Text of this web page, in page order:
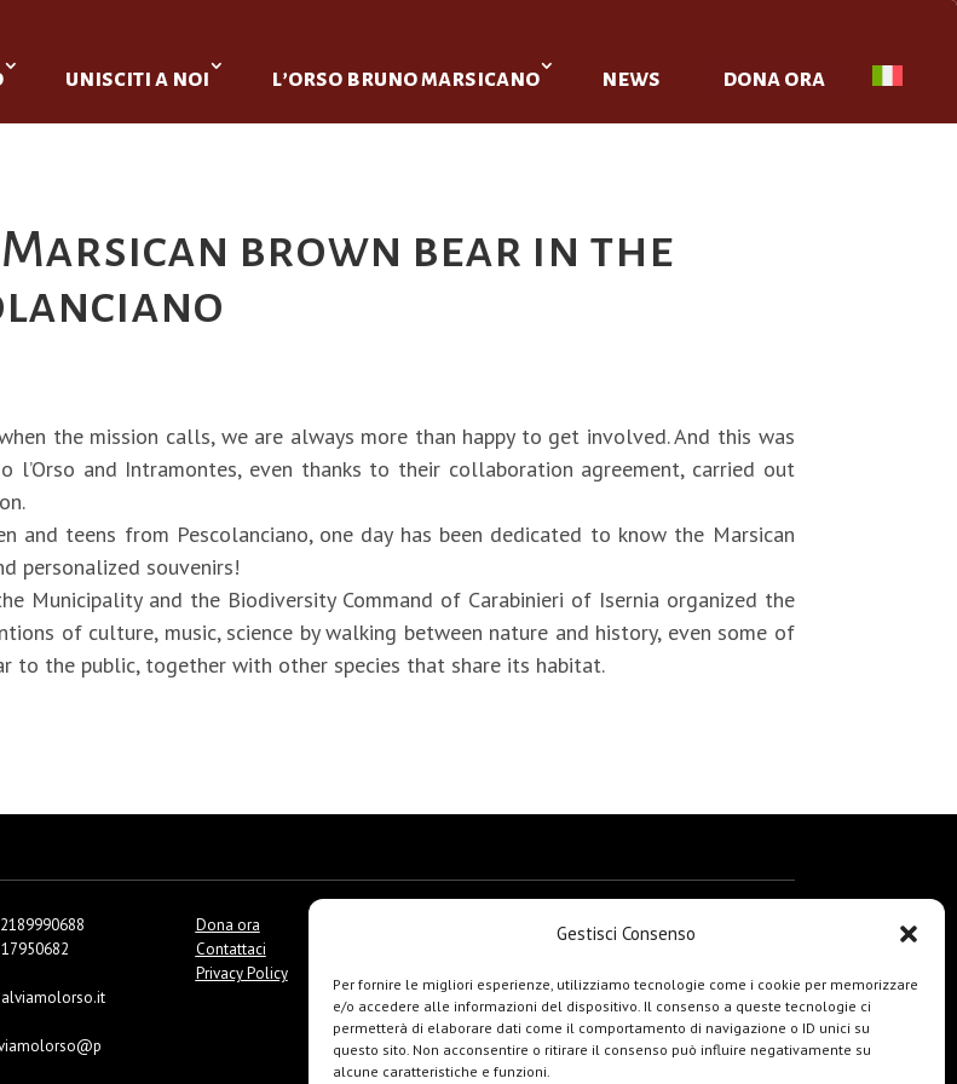
Gestisci Consenso
Per fornire le migliori esperienze, utilizziamo tecnologie come i cookie per memorizzare
e/o accedere alle informazioni del dispositivo. Il consenso a queste tecnologie ci
permetterà di elaborare dati come il comportamento di navigazione o ID unici su
questo sito. Non acconsentire o ritirare il consenso può influire negativamente su
alcune caratteristiche e funzioni.
unisciti a noi l’orso bruno marsicano news dona ora
brown bear in the
the mission calls, we are always more than happy to get involved. And this was
l’Orso and Intramontes, even thanks to their collaboration agreement, carried out
and teens from Pescolanciano, one day has been dedicated to know the Marsican
personalized souvenirs!
Municipality and the Biodiversity Command of Carabinieri of Isernia organized the
of culture, music, science by walking between nature and history, even some of
to the public, together with other species that share its habitat.
Dona ora
Contattaci
Privacy Policy